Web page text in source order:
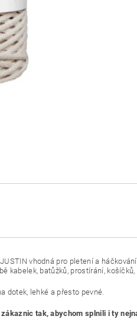
vhodná pro pletení a
kabelek, batůžků, prostírání,
dotek, lehké a přesto pevné.
tak, abychom splnili i ty